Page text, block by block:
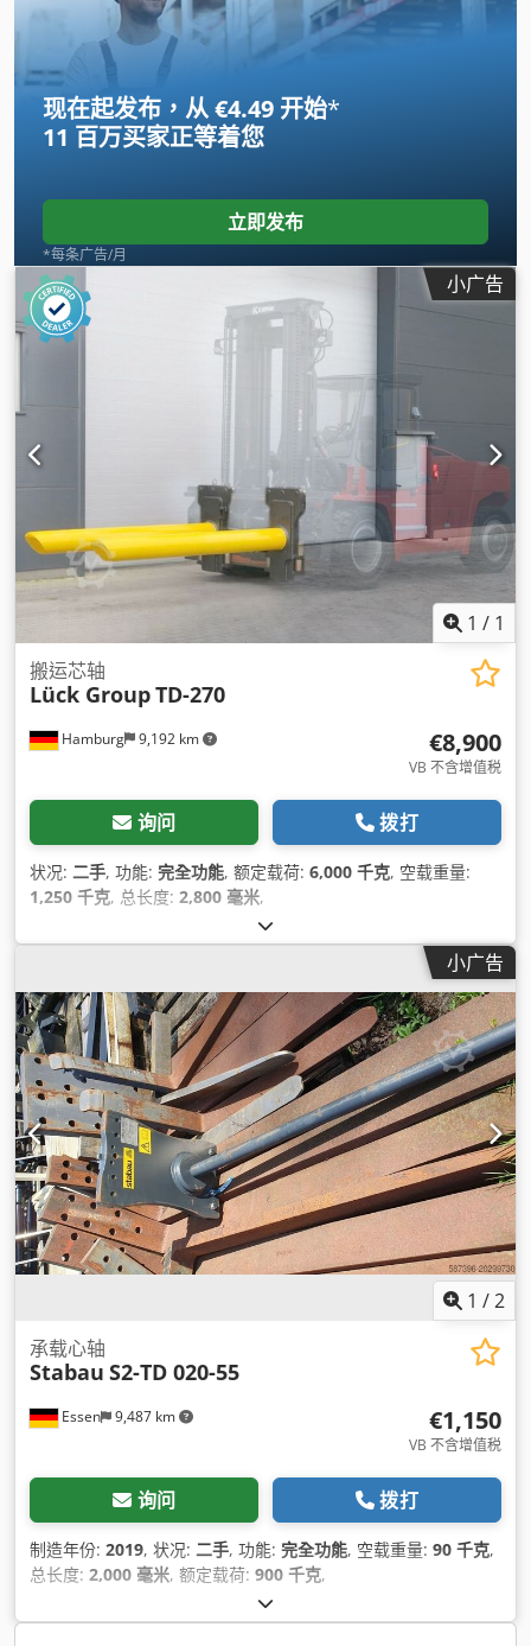
现在起发布，从 €4.49 开始*
11 百万买家正等着您
立即发布
*每条广告/月
小广告
1 / 1
Hamburg 9,192 km
搬运芯轴
Lück GroupTD-270
€8,900
VB 不含增值税
询问 拨打
状况: 二手, 功能: 完全功能, 额定载荷: 6,000 千克, 空载重量:
1,250 千克, 总长度: 2,800 毫米,
小广告
1 /2
Essen 9,487 km
承载心轴
Stabau S2-TD 020-55
€1,150
VB 不含增值税
询问 拨打
制造年份: 2019, 状况: 二手, 功能: 完全功能, 空载重量: 90 千克,
总长度: 2,000 毫米, 额定载荷: 900 千克,